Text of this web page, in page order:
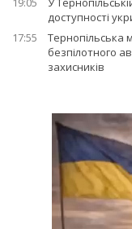
доступності
17:55
Тернопільська
безпілотного
захисників